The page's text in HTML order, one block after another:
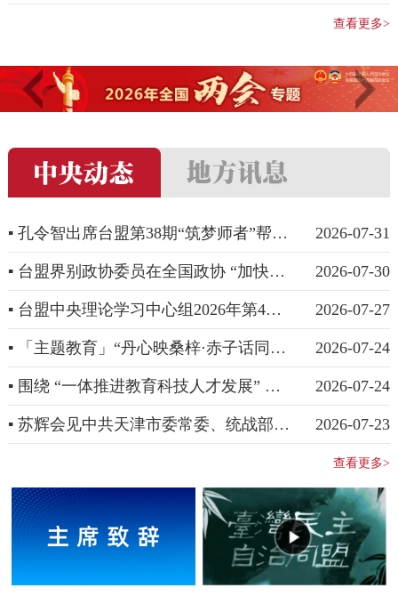
查看更多>
▪ 孔令智出席台盟第38期“筑梦师者”帮扶培训班开班式 2026-07-31
▪ 台盟界别政协委员在全国政协 “加快农业农村现代化”专题协商会上建言 2026-07-30
▪ 台盟中央理论学习中心组2026年第4次学习会召开 2026-07-27
▪ 「主题教育」“丹心映桑梓·赤子话同心”台盟中央“阅·思源”主题分享会在京举办 2026-07-24
▪ 围绕 “一体推进教育科技人才发展” 台盟中央在沈阳召开重点调研课题研讨会 2026-07-24
▪ 苏辉会见中共天津市委常委、统战部部长张玲一行 2026-07-23
查看更多>